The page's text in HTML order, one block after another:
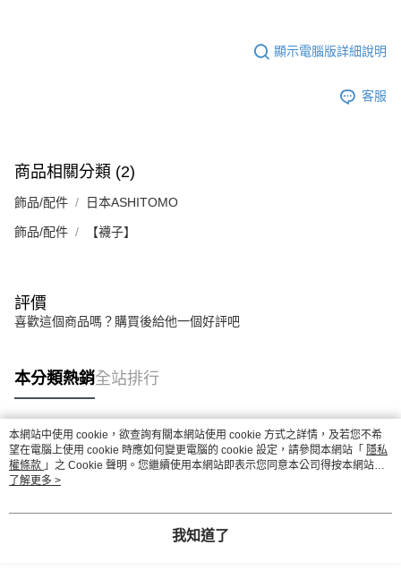
顯示電腦版詳細說明
客服
商品相關分類 (2)
飾品/配件 日本ASHITOMO
飾品/配件 【襪子】
評價
喜歡這個商品嗎？購買後給他一個好評吧
本分類熱銷全站排行
熱門標籤
本網站中使用 cookie，欲查詢有關本網站使用 cookie 方式之詳情，及若您不希
望在電腦上使用 cookie 時應如何變更電腦的 cookie 設定，請參閱本網站「 隱私
權條款 」之 Cookie 聲明。您繼續使用本網站即表示您同意本公司得按本網站使
用條款之 Cookie 聲明使用 cookie。
了解更多 >
我知道了